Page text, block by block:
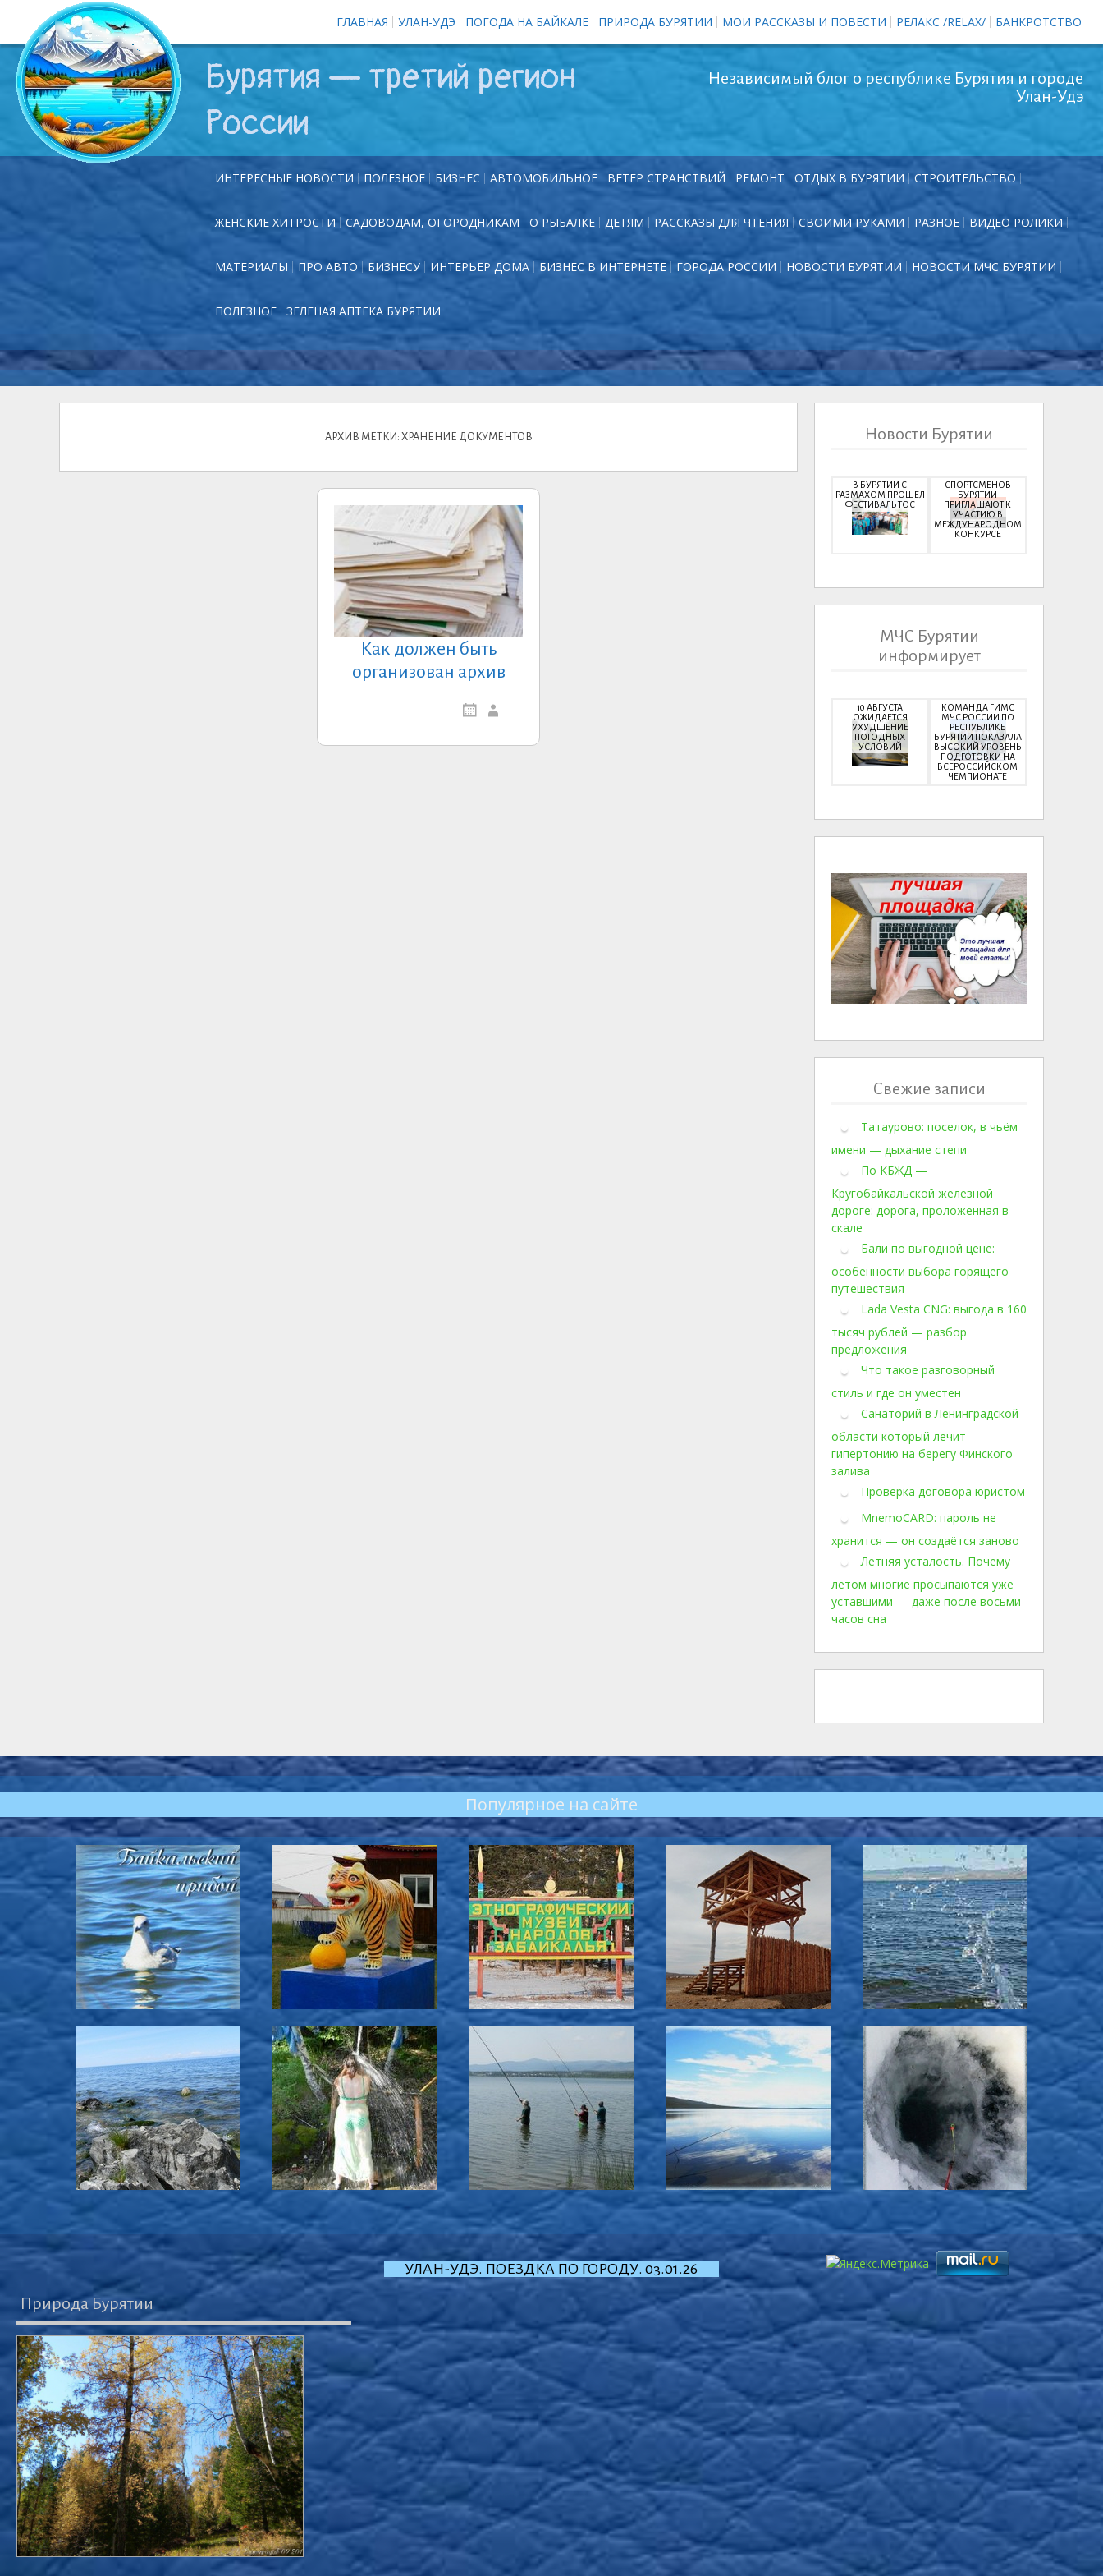
ГЛАВНАЯ УЛАН-УДЭ ПОГОДА НА БАЙКАЛЕ ПРИРОДА БУРЯТИИ МОИ РАССКАЗЫ И ПОВЕСТИ РЕЛАКС /RELAX/ БАНКРОТСТВО
Бурятия — третий регион
России
Независимый блог о республике Бурятия и городе
Улан-Удэ
ИНТЕРЕСНЫЕ НОВОСТИ ПОЛЕЗНОЕ БИЗНЕС АВТОМОБИЛЬНОЕ ВЕТЕР СТРАНСТВИЙ РЕМОНТ ОТДЫХ В БУРЯТИИ СТРОИТЕЛЬСТВО
ЖЕНСКИЕ ХИТРОСТИ САДОВОДАМ, ОГОРОДНИКАМ О РЫБАЛКЕ ДЕТЯМ РАССКАЗЫ ДЛЯ ЧТЕНИЯ СВОИМИ РУКАМИ РАЗНОЕ ВИДЕО РОЛИКИ
МАТЕРИАЛЫ ПРО АВТО БИЗНЕСУ ИНТЕРЬЕР ДОМА БИЗНЕС В ИНТЕРНЕТЕ ГОРОДА РОССИИ НОВОСТИ БУРЯТИИ НОВОСТИ МЧС БУРЯТИИ
ПОЛЕЗНОЕ ЗЕЛЕНАЯ АПТЕКА БУРЯТИИ
АРХИВ МЕТКИ: ХРАНЕНИЕ ДОКУМЕНТОВ
Как должен быть
организован архив
Новости Бурятии
В БУРЯТИИ С
РАЗМАХОМ ПРОШЕЛ
ФЕСТИВАЛЬ ТОС
СПОРТСМЕНОВ
БУРЯТИИ
ПРИГЛАШАЮТ К
УЧАСТИЮ В
МЕЖДУНАРОДНОМ
КОНКУРСЕ
МЧС Бурятии
информирует
10 АВГУСТА
ОЖИДАЕТСЯ
УХУДШЕНИЕ
ПОГОДНЫХ
УСЛОВИЙ
КОМАНДА ГИМС
МЧС РОССИИ ПО
РЕСПУБЛИКЕ
БУРЯТИИ ПОКАЗАЛА
ВЫСОКИЙ УРОВЕНЬ
ПОДГОТОВКИ НА
ВСЕРОССИЙСКОМ
ЧЕМПИОНАТЕ
Свежие записи
Татаурово: поселок, в чьём
имени — дыхание степи
По КБЖД —
Кругобайкальской железной
дороге: дорога, проложенная в
скале
Бали по выгодной цене:
особенности выбора горящего
путешествия
Lada Vesta CNG: выгода в 160
тысяч рублей — разбор
предложения
Что такое разговорный
стиль и где он уместен
Санаторий в Ленинградской
области который лечит
гипертонию на берегу Финского
залива
Проверка договора юристом
MnemoCARD: пароль не
хранится — он создаётся заново
Летняя усталость. Почему
летом многие просыпаются уже
уставшими — даже после восьми
часов сна
Популярное на сайте
Природа Бурятии
УЛАН-УДЭ. ПОЕЗДКА ПО ГОРОДУ. 03.01.26